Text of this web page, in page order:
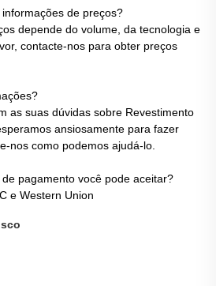
de preços?
depende do volume, da tecnologia e
contacte-nos para obter preços
as suas dúvidas sobre Revestimento
ansiosamente para fazer
nos como podemos ajudá-lo.
pagamento você pode aceitar?
e Western Union